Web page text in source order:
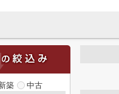
築
中古